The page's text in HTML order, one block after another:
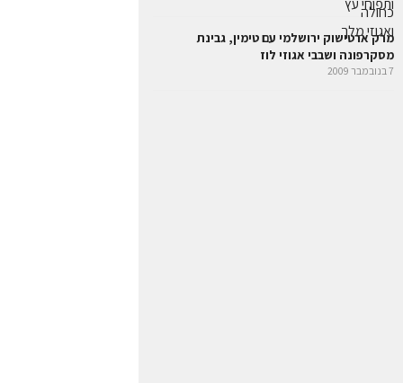
מרק ארטישוק ירושלמי עם טימין, גבינת
מסקרפונה ושבבי אגוזי לוז
7 בנובמבר 2009